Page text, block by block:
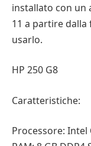
installato con un
11 a partire dalla
usarlo.
HP 250 G8
Caratteristiche:
Processore: Intel